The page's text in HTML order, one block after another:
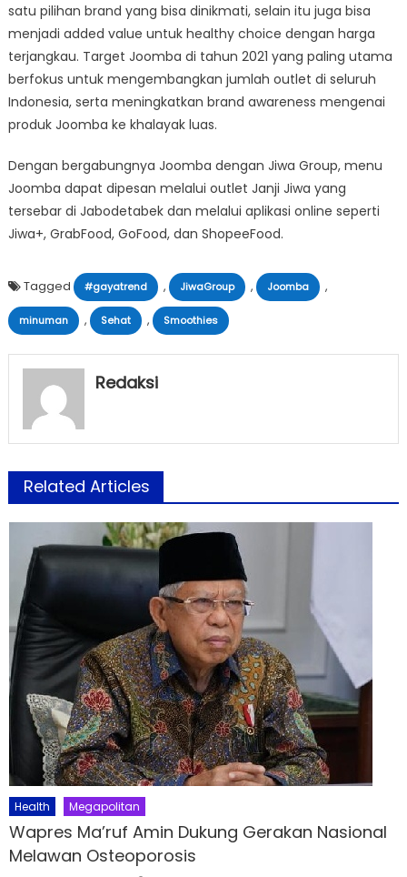
satu pilihan brand yang bisa dinikmati, selain itu juga bisa
menjadi added value untuk healthy choice dengan harga
terjangkau. Target Joomba di tahun 2021 yang paling utama
berfokus untuk mengembangkan jumlah outlet di seluruh
Indonesia, serta meningkatkan brand awareness mengenai
produk Joomba ke khalayak luas.
Dengan bergabungnya Joomba dengan Jiwa Group, menu
Joomba dapat dipesan melalui outlet Janji Jiwa yang
tersebar di Jabodetabek dan melalui aplikasi online seperti
Jiwa+, GrabFood, GoFood, dan ShopeeFood.
Tagged #gayatrend , JiwaGroup , Joomba ,
minuman , Sehat , Smoothies
Redaksi
Related Articles
Health Megapolitan
Wapres Ma’ruf Amin Dukung Gerakan Nasional
Melawan Osteoporosis